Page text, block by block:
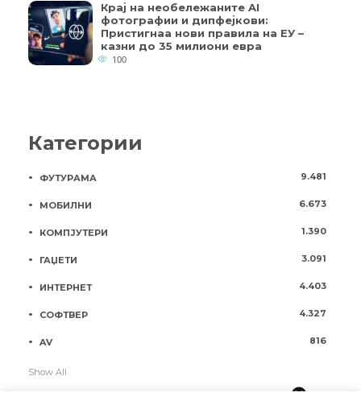
Крај на необележаните AI
фотографии и дипфејкови:
Пристигнаа нови правила на ЕУ –
казни до 35 милиони евра
100
Категории
ФУТУРАМА 9.481
МОБИЛНИ 6.673
КОМПЈУТЕРИ 1.390
ГАЏЕТИ 3.091
ИНТЕРНЕТ 4.403
СОФТВЕР 4.327
AV 816
Show All